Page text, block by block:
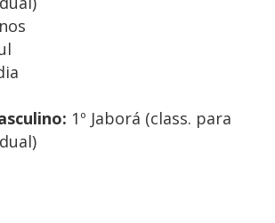
1º Jaborá (class. para